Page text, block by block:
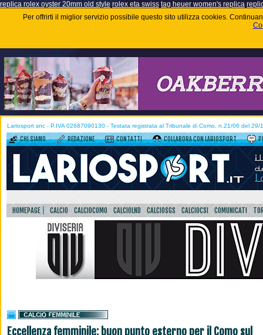
replica rolex oyster 20mm old style rolex eta swiss tag heuer women's replica
Per offrirti il miglior servizio possibile questo sito utilizza cookies.
Lariosport snc - P.IVA 02687090130 - Testata registrata al Tribunale di Como, n.21/06 del 29/
CHI SIAMO REDAZIONE CONTATTI COLLABORA CON LARIOSPORT
HOMEPAGE CALCIO CALCIOCOMO CALCIOLND CALCIOSGS CALCIOCSI COMUNICATI
Eccellenza femminile: buon punto esterno per il Como sul